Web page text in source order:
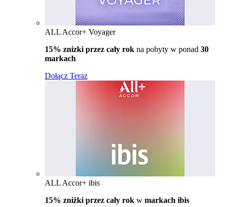
ALL Accor+ Voyager
15% znizki przez cały rok na pobyty w ponad 30
markach
Dołącz Teraz
ALL Accor+ ibis
15% zniżki przez cały rok w markach ibis